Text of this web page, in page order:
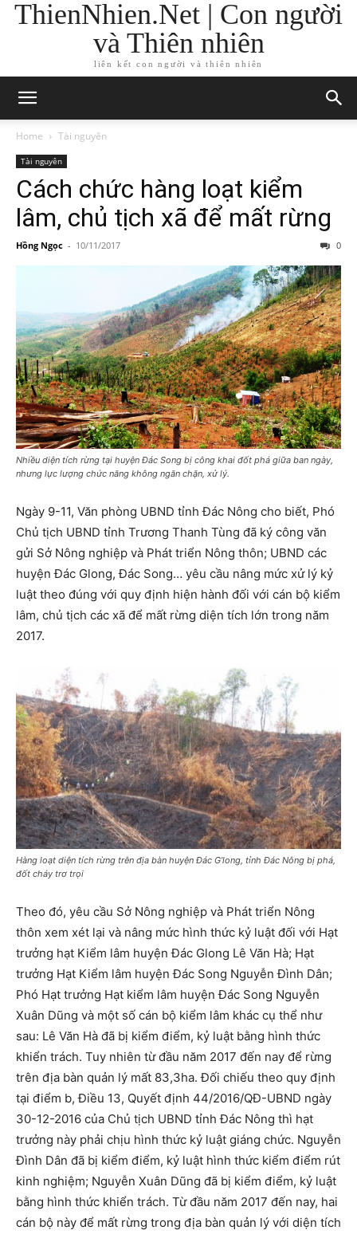
ThienNhien.Net | Con người
và Thiên nhiên
liên kết con người và thiên nhiên
Home Tài nguyên
Tài nguyên
Cách chức hàng loạt kiểm
lâm, chủ tịch xã để mất rừng
Hồng Ngọc - 10/11/2017 0
Nhiều diện tích rừng tại huyện Đác Song bị công khai đốt phá giữa ban ngày,
nhưng lực lượng chức năng không ngăn chặn, xử lý.
Ngày 9-11, Văn phòng UBND tỉnh Đác Nông cho biết, Phó
Chủ tịch UBND tỉnh Trương Thanh Tùng đã ký công văn
gửi Sở Nông nghiệp và Phát triển Nông thôn; UBND các
huyện Đác Glong, Đác Song… yêu cầu nâng mức xử lý kỷ
luật theo đúng với quy định hiện hành đối với cán bộ kiểm
lâm, chủ tịch các xã để mất rừng diện tích lớn trong năm
2017.
Hàng loạt diện tích rừng trên địa bàn huyện Đác G’long, tỉnh Đác Nông bị phá,
đốt cháy trơ trọi
Theo đó, yêu cầu Sở Nông nghiệp và Phát triển Nông
thôn xem xét lại và nâng mức hình thức kỷ luật đối với Hạt
trưởng hạt Kiểm lâm huyện Đác Glong Lê Văn Hà; Hạt
trưởng Hạt Kiểm lâm huyện Đác Song Nguyễn Đình Dân;
Phó Hạt trưởng Hạt kiểm lâm huyện Đác Song Nguyễn
Xuân Dũng và một số cán bộ kiểm lâm khác cụ thể như
sau: Lê Văn Hà đã bị kiểm điểm, kỷ luật bằng hình thức
khiển trách. Tuy nhiên từ đầu năm 2017 đến nay để rừng
trên địa bàn quản lý mất 83,3ha. Đối chiếu theo quy định
tại điểm b, Điều 13, Quyết định 44/2016/QĐ-UBND ngày
30-12-2016 của Chủ tịch UBND tỉnh Đác Nông thì hạt
trưởng này phải chịu hình thức kỷ luật giáng chức. Nguyễn
Đình Dân đã bị kiểm điểm, kỷ luật hình thức kiểm điểm rút
kinh nghiệm; Nguyễn Xuân Dũng đã bị kiểm điểm, kỷ luật
bằng hình thức khiển trách. Từ đầu năm 2017 đến nay, hai
cán bộ này để mất rừng trong địa bàn quản lý với diện tích